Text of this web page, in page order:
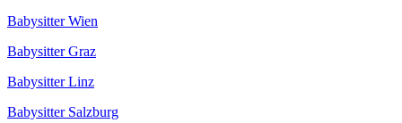
Babysitter Wien
Babysitter Graz
Babysitter Linz
Babysitter Salzburg